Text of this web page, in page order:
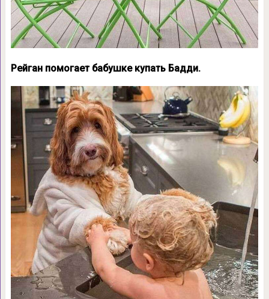
Рейган помогает бабушке купать Бадди.